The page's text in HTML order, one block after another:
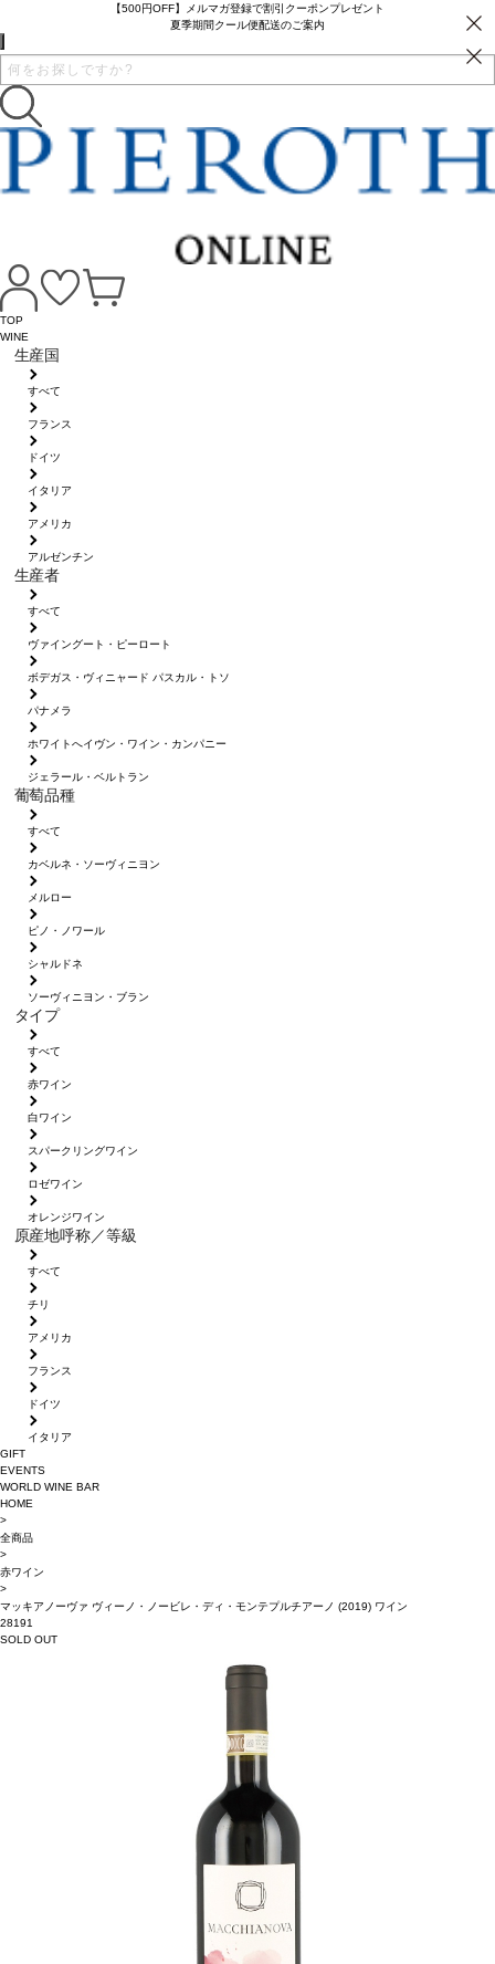
【500円OFF】メルマガ登録で割引クーポンプレゼント
夏季期間クール便配送のご案内
TOP
WINE
生産国
すべて
フランス
ドイツ
イタリア
アメリカ
アルゼンチン
生産者
すべて
ヴァイングート・ピーロート
ボデガス・ヴィニャード パスカル・トソ
パナメラ
ホワイトへイヴン・ワイン・カンパニー
ジェラール・ベルトラン
葡萄品種
すべて
カベルネ・ソーヴィニヨン
メルロー
ピノ・ノワール
シャルドネ
ソーヴィニヨン・ブラン
タイプ
すべて
赤ワイン
白ワイン
スパークリングワイン
ロゼワイン
オレンジワイン
原産地呼称／等級
すべて
チリ
アメリカ
フランス
ドイツ
イタリア
GIFT
EVENTS
WORLD WINE BAR
HOME
>
全商品
>
赤ワイン
>
マッキアノーヴァ ヴィーノ・ノービレ・ディ・モンテプルチアーノ (2019) ワイン
28191
SOLD OUT